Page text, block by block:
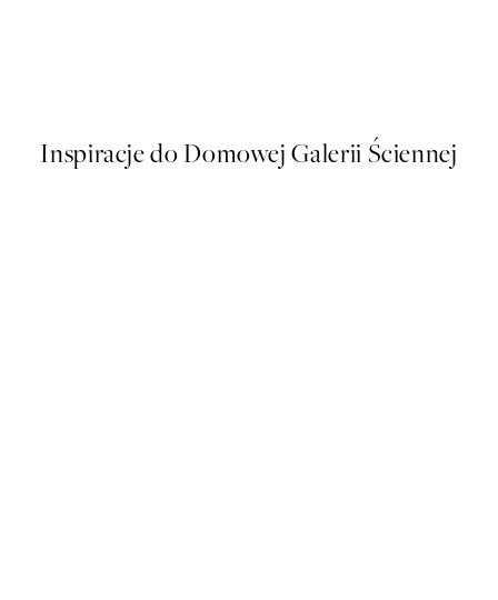
Inspiracje do Domowej Galerii Ściennej